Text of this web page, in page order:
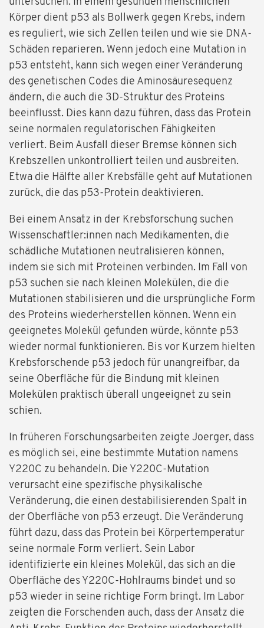
Körper dient p53 als Bollwerk gegen Krebs, indem
es reguliert, wie sich Zellen teilen und wie sie DNA-
Schäden reparieren. Wenn jedoch eine Mutation in
p53 entsteht, kann sich wegen einer Veränderung
des genetischen Codes die Aminosäuresequenz
ändern, die auch die 3D-Struktur des Proteins
beeinflusst. Dies kann dazu führen, dass das Protein
seine normalen regulatorischen Fähigkeiten
verliert. Beim Ausfall dieser Bremse können sich
Krebszellen unkontrolliert teilen und ausbreiten.
Etwa die Hälfte aller Krebsfälle geht auf Mutationen
zurück, die das p53-Protein deaktivieren.
Bei einem Ansatz in der Krebsforschung suchen
Wissenschaftler:innen nach Medikamenten, die
schädliche Mutationen neutralisieren können,
indem sie sich mit Proteinen verbinden. Im Fall von
p53 suchen sie nach kleinen Molekülen, die die
Mutationen stabilisieren und die ursprüngliche Form
des Proteins wiederherstellen können. Wenn ein
geeignetes Molekül gefunden würde, könnte p53
wieder normal funktionieren. Bis vor Kurzem hielten
Krebsforschende p53 jedoch für unangreifbar, da
seine Oberfläche für die Bindung mit kleinen
Molekülen praktisch überall ungeeignet zu sein
schien.
In früheren Forschungsarbeiten zeigte Joerger, dass
es möglich sei, eine bestimmte Mutation namens
Y220C zu behandeln. Die Y220C-Mutation
verursacht eine spezifische physikalische
Veränderung, die einen destabilisierenden Spalt in
der Oberfläche von p53 erzeugt. Die Veränderung
führt dazu, dass das Protein bei Körpertemperatur
seine normale Form verliert. Sein Labor
identifizierte ein kleines Molekül, das sich an die
Oberfläche des Y220C-Hohlraums bindet und so
p53 wieder in seine richtige Form bringt. Im Labor
zeigten die Forschenden auch, dass der Ansatz die